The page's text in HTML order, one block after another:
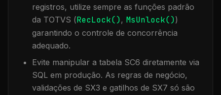
registros, utilize sempre as funções padrão
da TOTVS (RecLock(), MsUnlock())
garantindo o controle de concorrência
adequado.
Evite manipular a tabela SC6 diretamente via
SQL em produção. As regras de negócio,
validações de SX3 e gatilhos de SX7 só são